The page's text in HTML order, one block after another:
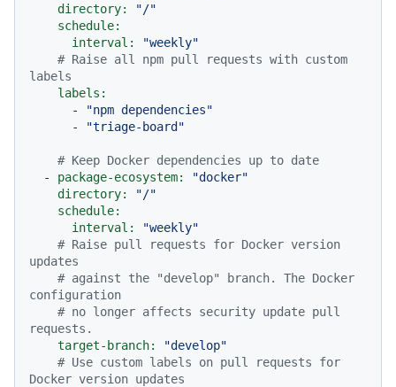
directory:
"/"
schedule:
interval:
"weekly"
# Raise all npm pull requests with custom
labels
labels:
-
"npm dependencies"
-
"triage-board"
# Keep Docker dependencies up to date
-
package-ecosystem:
"docker"
directory:
"/"
schedule:
interval:
"weekly"
# Raise pull requests for Docker version
updates
# against the "develop" branch. The Docker
configuration
# no longer affects security update pull
requests.
target-branch:
"develop"
# Use custom labels on pull requests for
Docker version updates